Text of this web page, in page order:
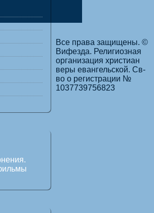
Все права защищены. ©
Вифезда. Религиозная
организация христиан
веры евангельской. Св-
во о регистрации №
1037739756823